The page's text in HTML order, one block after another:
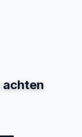
achten